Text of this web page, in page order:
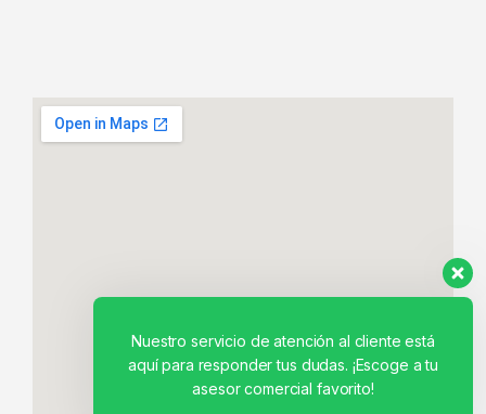
Nuestro servicio de atención al cliente está
aquí para responder tus dudas. ¡Escoge a tu
asesor comercial favorito!